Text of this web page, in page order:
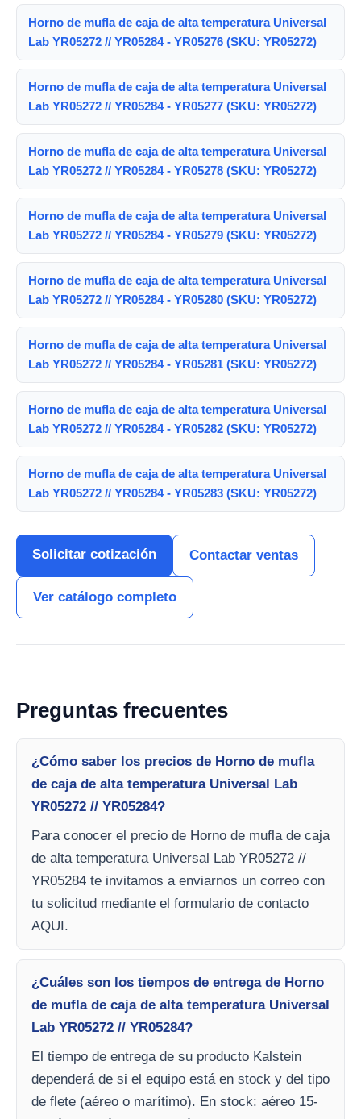
Horno de mufla de caja de alta temperatura Universal
Lab YR05272 // YR05284 - YR05276 (SKU: YR05272)
Horno de mufla de caja de alta temperatura Universal
Lab YR05272 // YR05284 - YR05277 (SKU: YR05272)
Horno de mufla de caja de alta temperatura Universal
Lab YR05272 // YR05284 - YR05278 (SKU: YR05272)
Horno de mufla de caja de alta temperatura Universal
Lab YR05272 // YR05284 - YR05279 (SKU: YR05272)
Horno de mufla de caja de alta temperatura Universal
Lab YR05272 // YR05284 - YR05280 (SKU: YR05272)
Horno de mufla de caja de alta temperatura Universal
Lab YR05272 // YR05284 - YR05281 (SKU: YR05272)
Horno de mufla de caja de alta temperatura Universal
Lab YR05272 // YR05284 - YR05282 (SKU: YR05272)
Horno de mufla de caja de alta temperatura Universal
Lab YR05272 // YR05284 - YR05283 (SKU: YR05272)
Solicitar cotización Contactar ventas
Ver catálogo completo
Preguntas frecuentes
¿Cómo saber los precios de Horno de mufla
de caja de alta temperatura Universal Lab
YR05272 // YR05284?
Para conocer el precio de Horno de mufla de caja
de alta temperatura Universal Lab YR05272 //
YR05284 te invitamos a enviarnos un correo con
tu solicitud mediante el formulario de contacto
AQUI.
¿Cuáles son los tiempos de entrega de Horno
de mufla de caja de alta temperatura Universal
Lab YR05272 // YR05284?
El tiempo de entrega de su producto Kalstein
dependerá de si el equipo está en stock y del tipo
de flete (aéreo o marítimo). En stock: aéreo 15-